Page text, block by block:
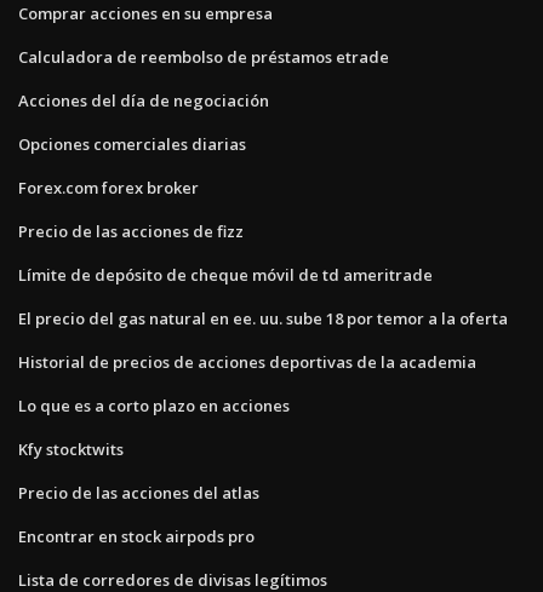
Comprar acciones en su empresa
Calculadora de reembolso de préstamos etrade
Acciones del día de negociación
Opciones comerciales diarias
Forex.com forex broker
Precio de las acciones de fizz
Límite de depósito de cheque móvil de td ameritrade
El precio del gas natural en ee. uu. sube 18 por temor a la oferta
Historial de precios de acciones deportivas de la academia
Lo que es a corto plazo en acciones
Kfy stocktwits
Precio de las acciones del atlas
Encontrar en stock airpods pro
Lista de corredores de divisas legítimos